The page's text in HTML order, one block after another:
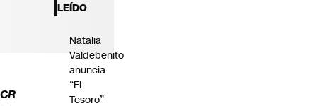
CR
LEÍDO
Natalia
Valdebenito
anuncia
“El
Tesoro”